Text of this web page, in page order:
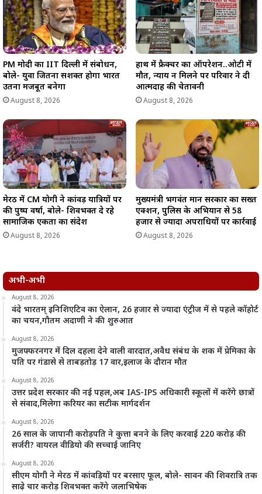
PM मोदी का IIT दिल्ली में संबोधन,
बोले- युवा जितना सशक्त होगा भारत
उतना मजबूत बनेगा
August 8, 2026
हाथ में फ्रैक्चर का ऑपरेशन..ओटी में
मौत, न्याय न मिलने पर परिवार ने दी
आत्मदाह की चेतावनी
August 8, 2026
मेरठ में CM योगी ने कांवड़ यात्रियों पर
की पुष्प वर्षा, बोले- शिवभक्त दे रहे
सामाजिक एकता का संदेश
August 8, 2026
मुख्यमंत्री भगवंत मान सरकार का सख्त
एक्शन, पुलिस के अभियान से 58
हजार से ज्यादा अपराधियों पर कार्रवाई
August 8, 2026
अभी-अभी
August 8, 2026
वंदे भारतम् इनिशिएटिव का ऐलान, 26 हजार से ज्यादा एंट्रीज में से पहले कॉहोर्ट
का चयन,गौतम अदाणी ने की शुरुआत
August 8, 2026
मुजफ्फरनगर में दिल दहला देने वाली वारदात,अवैध संबंध के शक में प्रेमिका के
पति पर गंडासे से ताबड़तोड़ 17 वार,इलाज के दौरान मौत
August 8, 2026
उत्तर प्रदेश सरकार की नई पहल,अब IAS-IPS अधिकारी स्कूलों में करेंगे छात्रों
से संवाद,मिलेगा करियर का सटीक मार्गदर्शन
August 8, 2026
26 साल के जापानी करोड़पति ने कुत्ता बनने के लिए करवाई 220 करोड़ की
सर्जरी? वायरल वीडियो की सच्चाई जानिए
August 8, 2026
सीएम योगी ने मेरठ में कांवड़ियों पर बरसाए फूल, बोले- सावन की शिवरात्रि तक
साढ़े चार करोड़ शिवभक्त करेंगे जलाभिषेक